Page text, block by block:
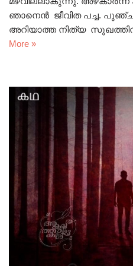
ഞാനെൻ ജീവിത പച്ച.
അറിയാത്ത നിത്യ
More »